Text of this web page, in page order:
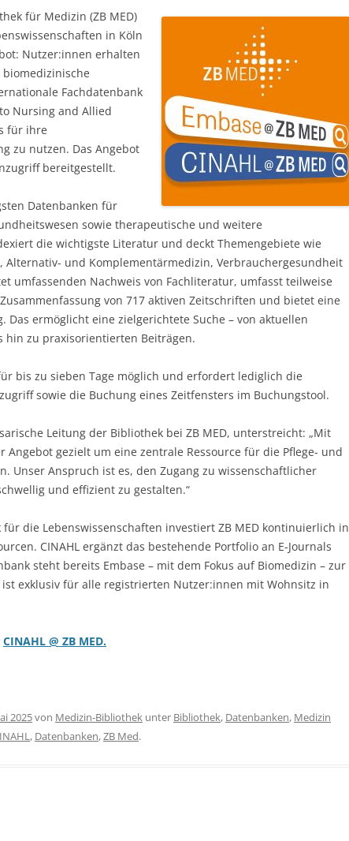
für Medizin (ZB MED)
in Köln
Nutzer:innen erhalten
Fachdatenbank
Nursing and Allied
für ihre
zu nutzen. Das Angebot
bereitgestellt.
Datenbanken für
sowie therapeutische und weitere
die wichtigste Literatur und deckt Themengebiete wie
Alternativ- und Komplementärmedizin, Verbrauchergesundheit
umfassenden Nachweis von Fachliteratur, umfasst teilweise
von 717 aktiven Zeitschriften und bietet eine
Das ermöglicht eine zielgerichtete Suche – von aktuellen
hin zu praxisorientierten Beiträgen.
bis zu sieben Tage möglich und erfordert lediglich die
sowie die Buchung eines Zeitfensters im Buchungstool.
Leitung der Bibliothek bei ZB MED, unterstreicht: „Mit
Angebot gezielt um eine zentrale Ressource für die Pflege- und
Unser Anspruch ist es, den Zugang zu wissenschaftlicher
und effizient zu gestalten.“
die Lebens­wissen­schaften investiert ZB MED kontinuierlich in
CINAHL ergänzt das bestehende Portfolio an E-Journals
steht bereits Embase – mit dem Fokus auf Biomedizin – zur
exklusiv für alle registrierten Nutzer:innen mit Wohnsitz in
CINAHL @ ZB MED.
2025von Medizin-Bibliothek unter Bibliothek, Datenbanken, Medizin
, Datenbanken,ZB Med.